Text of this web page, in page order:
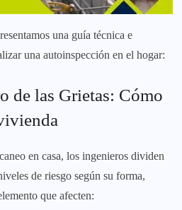
una guía técnica e
una autoinspección en el hogar:
de las Grietas: Cómo
en casa, los ingenieros dividen
de riesgo según su forma,
que afecten: